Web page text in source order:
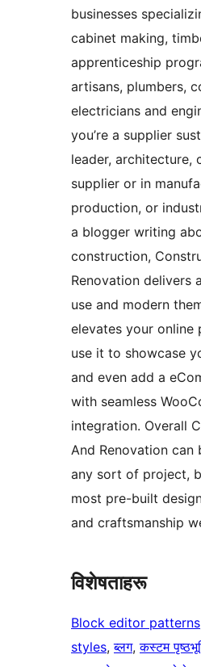
businesses
cabinet making,
apprenticeship
artisans, plumbers,
electricians and
you’re a supplier
leader, architecture,
supplier or in
production, or
a blogger writing
construction,
Renovation delivers
use and modern
elevates your online
use it to showcase
and even add a
with seamless
integration. Overall
And Renovation can
any sort of project,
most pre-built
and craftsmanship
विशेषताहरू
Block editor patterns
styles, ब्लग, कस्टम